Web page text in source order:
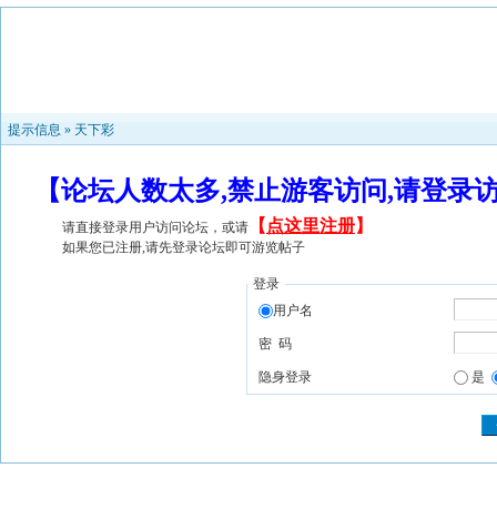
提示信息 » 天下彩
【论坛人数太多,禁止游客访问,请登
请直接登录用户访问论坛，或请 【 点这里注册】
如果您已注册,请先登录论坛即可游览帖子
登录
用户名
密 码
隐身登录 是